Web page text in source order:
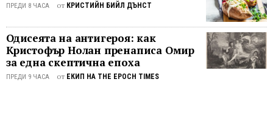
ПРЕДИ 8 ЧАСА от КРИСТИЙН БИЙЛ ДЪНСТ
Одисеята на антигероя: как
Кристофър Нолан пренаписа Омир
за една скептична епоха
ПРЕДИ 9 ЧАСА от ЕКИП НА THE EPOCH TIMES